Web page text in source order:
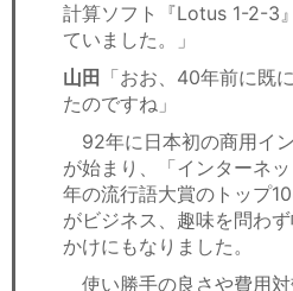
計算ソフト『Lotus 1-2-3
ていました。」
山田 「おお、40年前に既
たのですね」
92年に日本初の商用イ
が始まり、「インターネ
年の流行語大賞のトップ
がビジネス、趣味を問わ
かけにもなりました。
使い勝手の良さや費用